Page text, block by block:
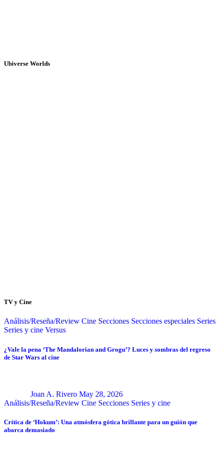
Ubiverse Worlds
TV y Cine
Análisis/Reseña/Review Cine Secciones Secciones especiales Series
Series y cine Versus
¿Vale la pena ‘The Mandalorian and Grogu’? Luces y sombras del regreso
de Star Wars al cine
Joan A. Rivero May 28, 2026
Análisis/Reseña/Review Cine Secciones Series y cine
Crítica de ‘Hokum’: Una atmósfera gótica brillante para un guión que
abarca demasiado